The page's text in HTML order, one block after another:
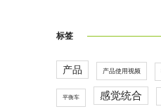
标签
产品 产品使用视频
平衡车 感觉统合